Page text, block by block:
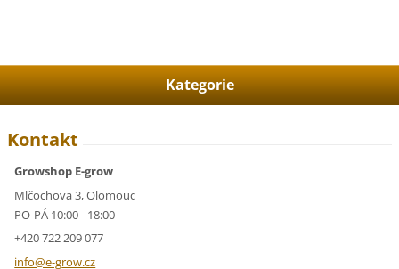
Kategorie
Kontakt
Growshop E-grow
Mlčochova 3, Olomouc
PO-PÁ 10:00 - 18:00
+420 722 209 077
info@e-grow.cz